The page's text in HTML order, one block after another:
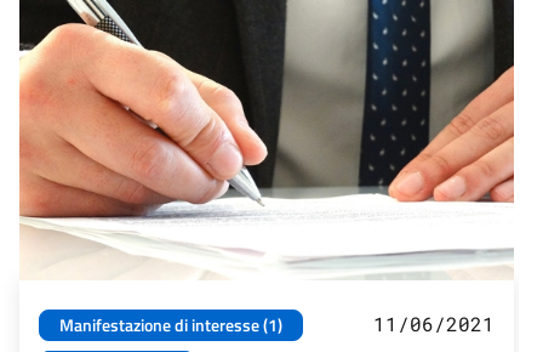
Manifestazione di interesse (1)
11/06/2021